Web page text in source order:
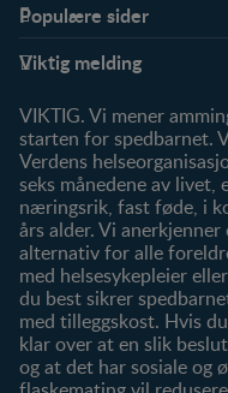
Populære sider
FAQ
Viktig melding
VIKTIG. Vi mener
starten for spedbarnet.
Verdens
seks månedene av
næringsrik, fast føde, i
års alder. Vi
alternativ for alle
med helsesykepleier
du best sikrer
med tilleggskost. Hvis
klar over at en slik
og at det har sosiale og